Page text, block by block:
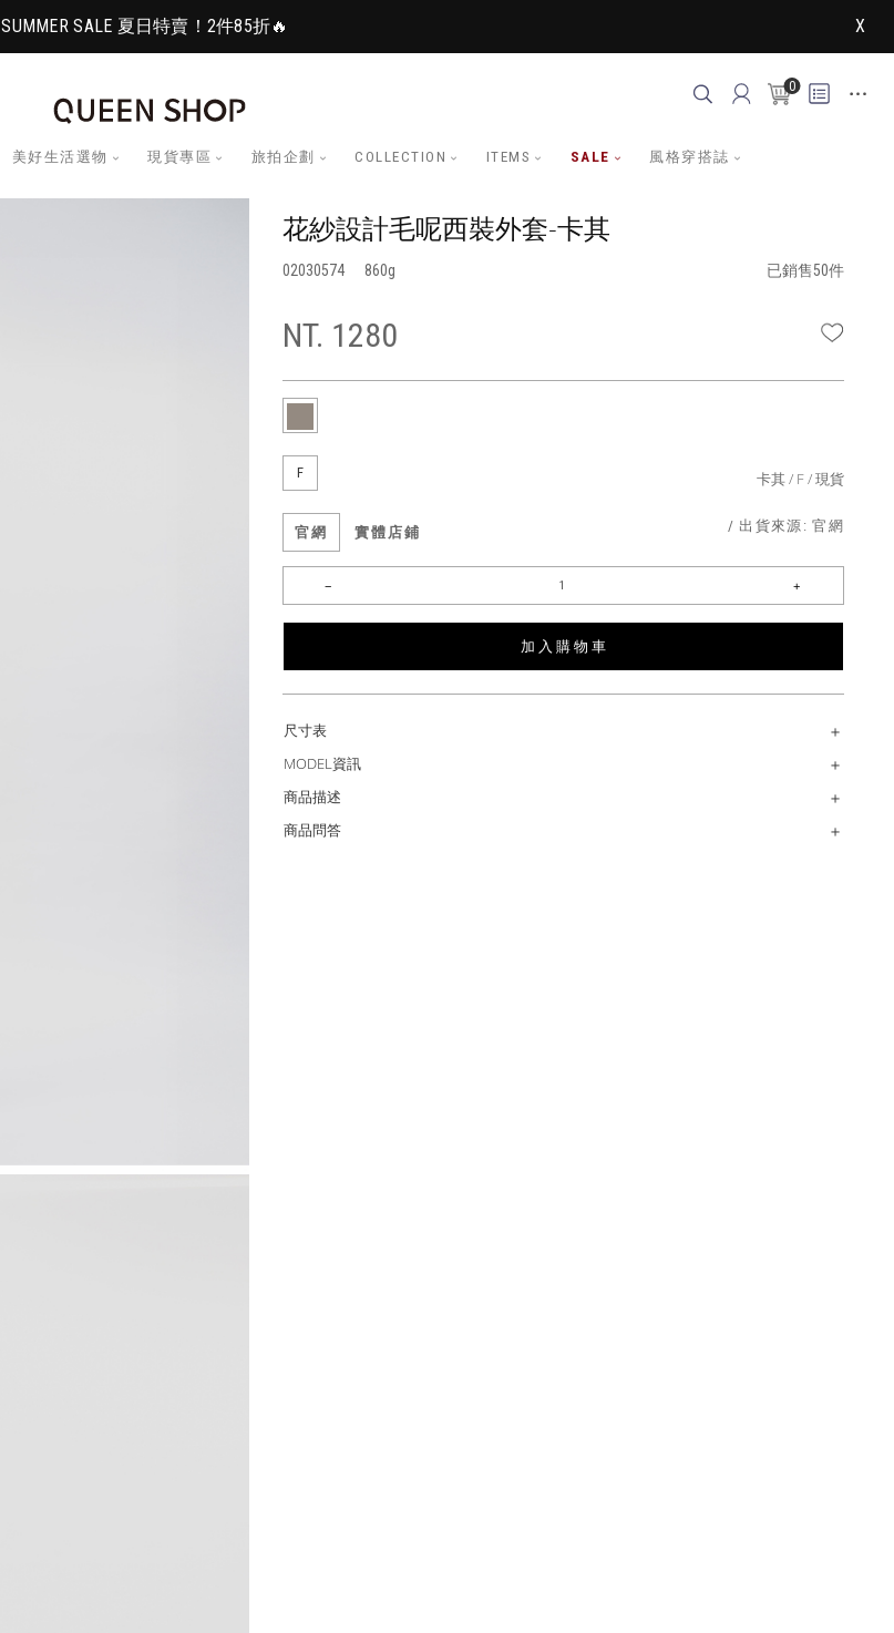
SUMMER SALE 夏日特賣！2件85折🔥 X
0
美好生活選物 現貨專區 旅拍企劃 COLLECTION ITEMS SALE 風格穿搭誌
花紗設計毛呢西裝外套-卡其
02030574 860 已銷售50件
NT. 1280
F 卡其 F 現貨
官網 實體店鋪 / 出貨來源:官網
加 入 購 物 車
尺寸表
MODEL資訊
商品描述
商品問答